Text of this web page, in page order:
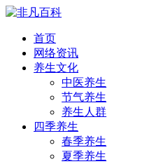
首页
网络资讯
养生文化
中医养生
节气养生
养生人群
四季养生
春季养生
夏季养生